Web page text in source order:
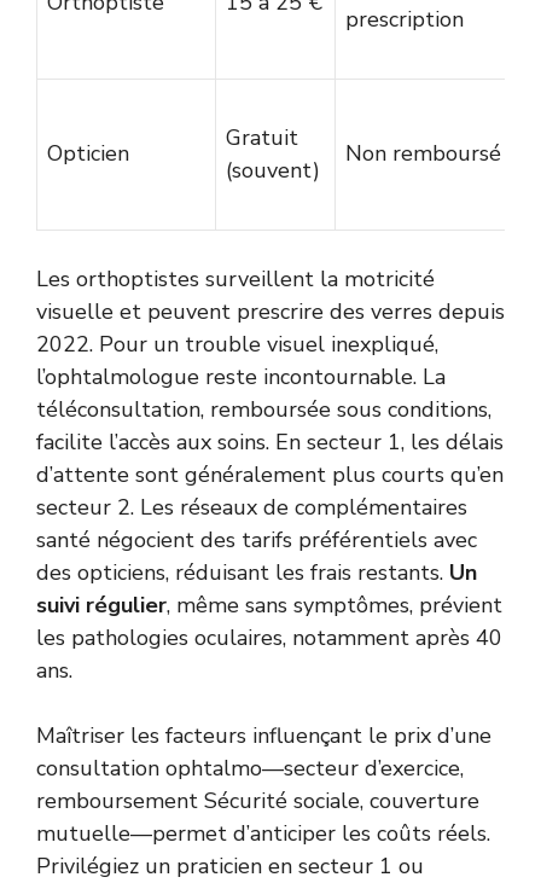
prescription
Opticien
Gratuit
(souvent)
Non remboursé
Les orthoptistes surveillent la motricité
visuelle et peuvent prescrire des verres depuis
2022. Pour un trouble visuel inexpliqué,
l’ophtalmologue reste incontournable. La
téléconsultation, remboursée sous conditions,
facilite l’accès aux soins. En secteur 1, les délais
d’attente sont généralement plus courts qu’en
secteur 2. Les réseaux de complémentaires
santé négocient des tarifs préférentiels avec
des opticiens, réduisant les frais restants. Un
suivi régulier, même sans symptômes, prévient
les pathologies oculaires, notamment après 40
ans.
Maîtriser les facteurs influençant le prix d’une
consultation ophtalmo—secteur d’exercice,
remboursement Sécurité sociale, couverture
mutuelle—permet d’anticiper les coûts réels.
Privilégiez un praticien en secteur 1 ou